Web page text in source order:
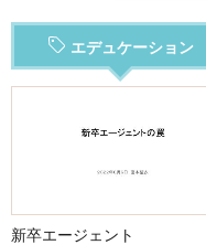
エデュケーション
新卒エージェント